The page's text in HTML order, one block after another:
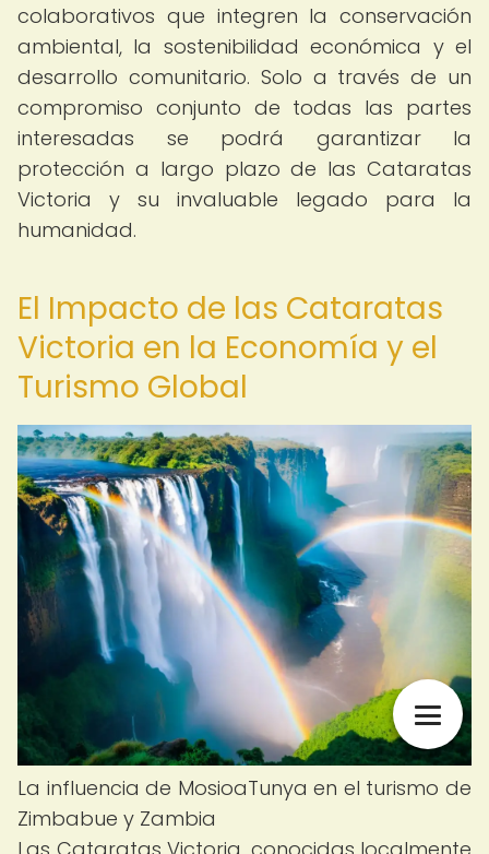
colaborativos que integren la conservación
ambiental, la sostenibilidad económica y el
desarrollo comunitario. Solo a través de un
compromiso conjunto de todas las partes
interesadas se podrá garantizar la
protección a largo plazo de las Cataratas
Victoria y su invaluable legado para la
humanidad.
El Impacto de las Cataratas
Victoria en la Economía y el
Turismo Global
La influencia de MosioaTunya en el turismo de
Zimbabue y Zambia